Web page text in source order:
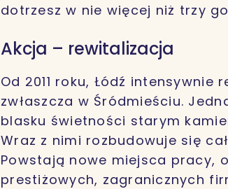
dotrzesz w nie więcej niż trzy
Akcja – rewitalizacja
Od 2011 roku, Łódź
zwłaszcza w Śródmieściu.
blasku świetności starym
Wraz z nimi rozbudowuje się
Powstają nowe miejsca pracy,
prestiżowych, zagranicznych